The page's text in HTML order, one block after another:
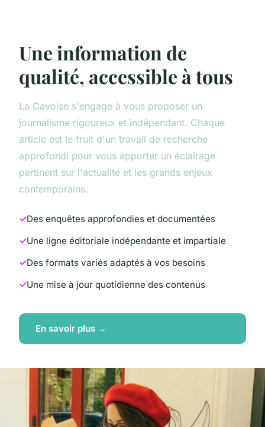
Une information de
qualité, accessible à tous
La Cavoise s'engage à vous proposer un
journalisme rigoureux et indépendant. Chaque
article est le fruit d'un travail de recherche
approfondi pour vous apporter un éclairage
pertinent sur l'actualité et les grands enjeux
contemporains.
Des enquêtes approfondies et documentées
Une ligne éditoriale indépendante et impartiale
Des formats variés adaptés à vos besoins
Une mise à jour quotidienne des contenus
En savoir plus →